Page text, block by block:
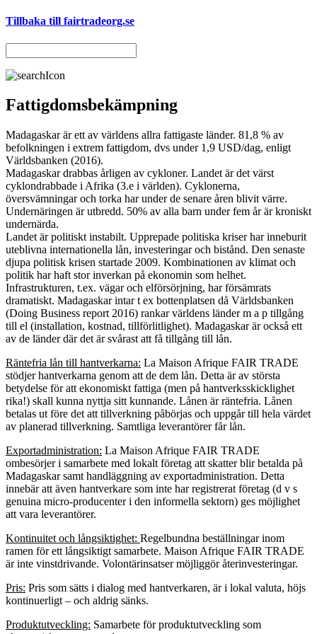
Tillbaka till fairtradeorg.se
Fattigdomsbekämpning
Madagaskar är ett av världens allra fattigaste länder. 81,8 % av
befolkningen i extrem fattigdom, dvs under 1,9 USD/dag, enligt
Världsbanken (2016).
Madagaskar drabbas årligen av cykloner. Landet är det värst
cyklondrabbade i Afrika (3.e i världen). Cyklonerna,
översvämningar och torka har under de senare åren blivit värre.
Undernäringen är utbredd. 50% av alla barn under fem år är kroniskt
undernärda.
Landet är politiskt instabilt. Upprepade politiska kriser har inneburit
uteblivna internationella lån, investeringar och bistånd. Den senaste
djupa politisk krisen startade 2009. Kombinationen av klimat och
politik har haft stor inverkan på ekonomin som helhet.
Infrastrukturen, t.ex. vägar och elförsörjning, har försämrats
dramatiskt. Madagaskar intar t ex bottenplatsen då Världsbanken
(Doing Business report 2016) rankar världens länder m a p tillgång
till el (installation, kostnad, tillförlitlighet). Madagaskar är också ett
av de länder där det är svårast att få tillgång till lån.
Räntefria lån till hantverkarna: La Maison Afrique FAIR TRADE
stödjer hantverkarna genom att de dem lån. Detta är av största
betydelse för att ekonomiskt fattiga (men på hantverksskicklighet
rika!) skall kunna nyttja sitt kunnande. Lånen är räntefria. Lånen
betalas ut före det att tillverkning påbörjas och uppgår till hela värdet
av planerad tillverkning. Samtliga leverantörer får lån.
Exportadministration: La Maison Afrique FAIR TRADE
ombesörjer i samarbete med lokalt företag att skatter blir betalda på
Madagaskar samt handläggning av exportadministration. Detta
innebär att även hantverkare som inte har registrerat företag (d v s
genuina micro-producenter i den informella sektorn) ges möjlighet
att vara leverantörer.
Kontinuitet och långsiktighet: Regelbundna beställningar inom
ramen för ett långsiktigt samarbete. Maison Afrique FAIR TRADE
är inte vinstdrivande. Volontärinsatser möjliggör återinvesteringar.
Pris: Pris som sätts i dialog med hantverkaren, är i lokal valuta, höjs
kontinuerligt – och aldrig sänks.
Produktutveckling: Samarbete för produktutveckling som